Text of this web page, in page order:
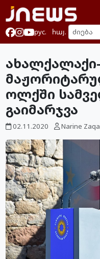
рус. հայ.
ოლქში
გაიმარჯვა
02.11.2020 Narine